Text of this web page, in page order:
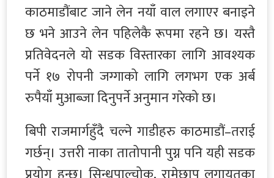
काठमाडौंबाट जाने लेन नयाँ वाल लगाएर बनाइने
छ भने आउने लेन पहिलेकै रूपमा रहने छ। यस्तै
प्रतिवेदनले यो सडक विस्तारका लागि आवश्यक
पर्ने १७ रोपनी जग्गाको लागि लगभग एक अर्ब
रुपैयाँ मुआब्जा दिनुपर्ने अनुमान गरेको छ।
बिपी राजमार्गहुँदै चल्ने गाडीहरु काठमाडौं–तराई
गर्छन्। उत्तरी नाका तातोपानी पुग्न पनि यही सडक